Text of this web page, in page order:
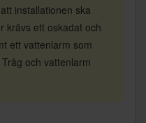
installationen ska
krävs ett oskadat och
ett vattenlarm som
och vattenlarm